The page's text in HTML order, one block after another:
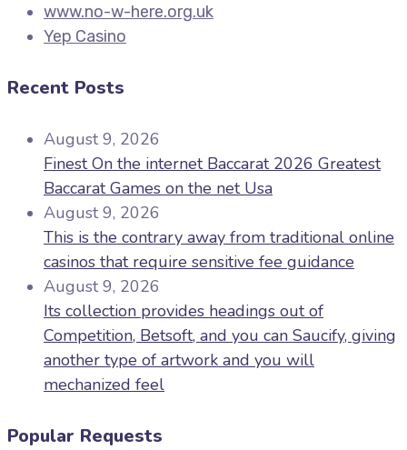
www.no-w-here.org.uk
Yep Casino
Recent Posts
August 9, 2026
Finest On the internet Baccarat 2026 Greatest
Baccarat Games on the net Usa
August 9, 2026
This is the contrary away from traditional online
casinos that require sensitive fee guidance
August 9, 2026
Its collection provides headings out of
Competition, Betsoft, and you can Saucify, giving
another type of artwork and you will
mechanized feel
Popular Requests